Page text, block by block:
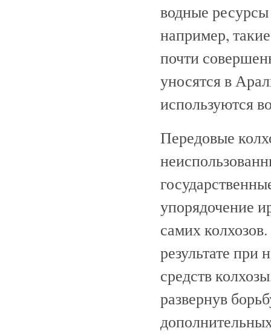
водные
например,
почти
уносятся в
используются
Передовые
упорядочение
самих
результате при
средств
развернув